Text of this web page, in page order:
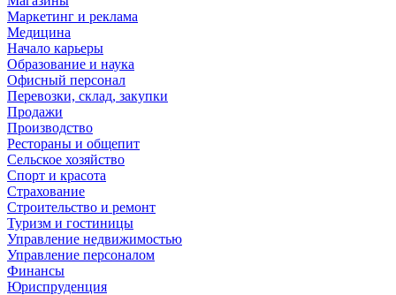
Маркетинг и реклама
Медицина
Начало карьеры
Образование и наука
Офисный персонал
Перевозки, склад, закупки
Продажи
Производство
Рестораны и общепит
Сельское хозяйство
Спорт и красота
Страхование
Строительство и ремонт
Туризм и гостиницы
Управление недвижимостью
Управление персоналом
Финансы
Юриспруденция